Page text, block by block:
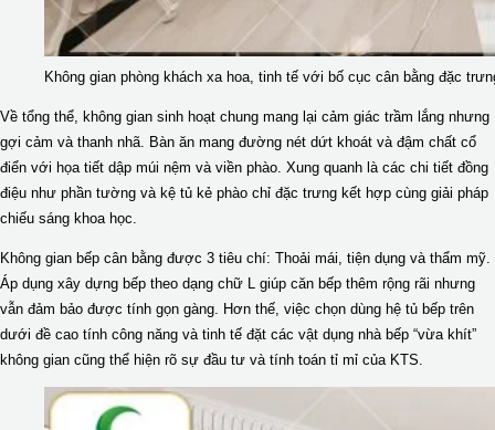
Không gian phòng khách xa hoa, tinh tế với bố cục cân bằng đặc
Về tổng thể, không gian sinh hoạt chung mang lại cảm giác trầm lắng nhưng
gợi cảm và thanh nhã. Bàn ăn mang đường nét dứt khoát và đậm chất cổ
điển với họa tiết dập múi nệm và viền phào. Xung quanh là các chi tiết đồng
điệu như phần tường và kệ tủ kẻ phào chỉ đặc trưng kết hợp cùng giải pháp
chiếu sáng khoa học.
Không gian bếp cân bằng được 3 tiêu chí: Thoải mái, tiện dụng và thẩm mỹ.
Áp dụng xây dựng bếp theo dạng chữ L giúp căn bếp thêm rộng rãi nhưng
vẫn đảm bảo được tính gọn gàng. Hơn thế, việc chọn dùng hệ tủ bếp trên
dưới đề cao tính công năng và tinh tế đặt các vật dụng nhà bếp “vừa khít”
không gian cũng thể hiện rõ sự đầu tư và tính toán tỉ mỉ của KTS.